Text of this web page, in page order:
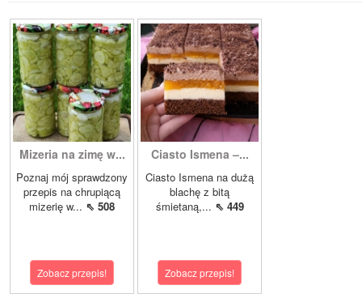
Mizeria na zimę w...
Poznaj mój sprawdzony
przepis na chrupiącą
mizerię w... ⇖ 508
Zobacz przepis!
Ciasto Ismena –...
Ciasto Ismena na dużą
blachę z bitą
śmietaną,... ⇖ 449
Zobacz przepis!